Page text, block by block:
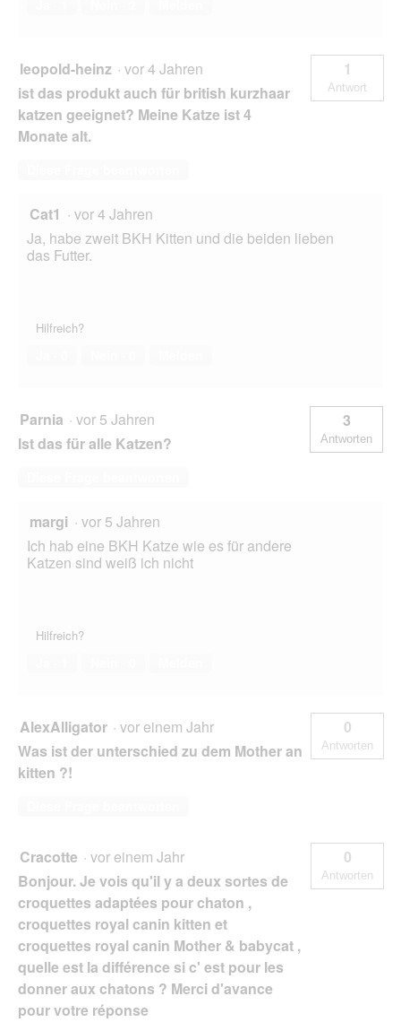
leopold-heinz · vor 4 Jahren
ist das produkt auch für british kurzhaar
katzen geeignet? Meine Katze ist 4
Monate alt.
1
Antwort
Cat1 · vor 4 Jahren
Ja, habe zweit BKH Kitten und die beiden lieben
das Futter.
Hilfreich?
Parnia · vor 5 Jahren
Ist das für alle Katzen?
3
Antworten
margi · vor 5 Jahren
Ich hab eine BKH Katze wie es für andere
Katzen sind weiß ich nicht
Hilfreich?
AlexAlligator · vor einem Jahr
Was ist der unterschied zu dem Mother an
kitten ?!
0
Antworten
Cracotte · vor einem Jahr
Bonjour. Je vois qu'il y a deux sortes de
croquettes adaptées pour chaton ,
croquettes royal canin kitten et
croquettes royal canin Mother & babycat ,
quelle est la différence si c' est pour les
donner aux chatons ? Merci d'avance
pour votre réponse
0
Antworten